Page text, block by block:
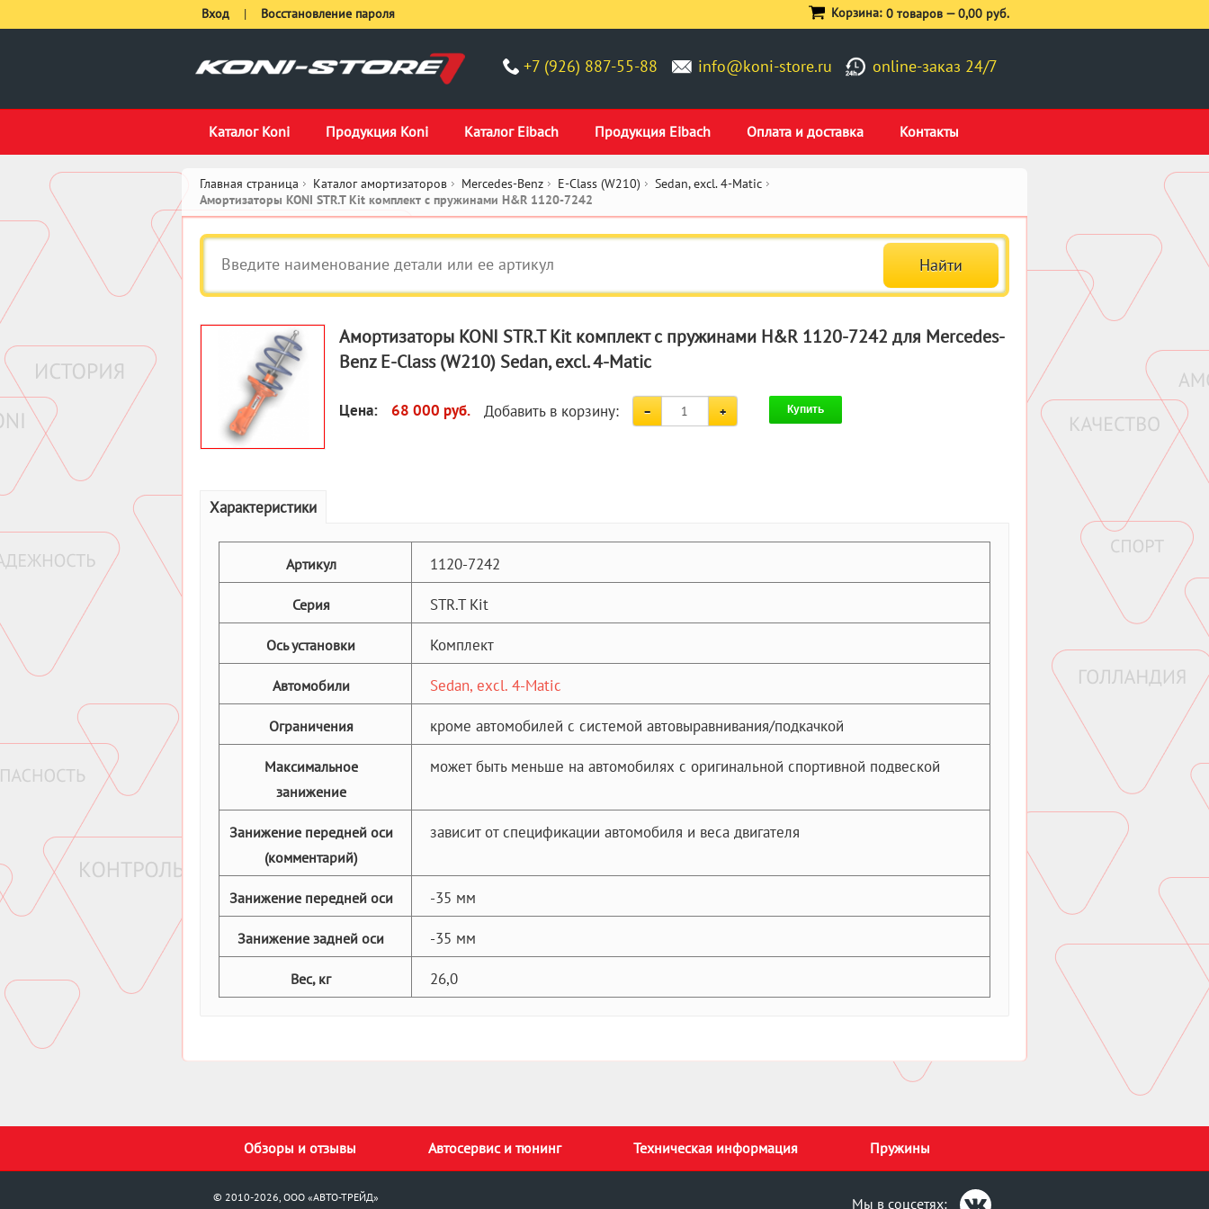
+7 (926) 887-55-88 info@koni-store.ru online-заказ 24/7
Каталог Koni Продукция Koni Каталог Eibach Продукция Eibach Оплата и доставка Контакты
Вход | Восстановление пароля Корзина: 0 товаров —0,00 руб.
Главная страница Каталог амортизаторов Mercedes-Benz E-Class (W210) Sedan, excl. 4-Matic
Амортизаторы KONI STR.T Kit комплект c пружинами H&R 1120-7242
Амортизаторы KONI STR.T Kit комплект c пружинами H&R 1120-7242 для Mercedes-
Benz E-Class (W210) Sedan, excl. 4-Matic
Цена: 68 000 руб. Добавить в корзину: Купить
Характеристики
Артикул 1120-7242
Серия STR.T Kit
Ось установки Комплект
Автомобили Sedan, excl. 4-Matic
Ограничения кроме автомобилей с системой автовыравнивания/подкачкой
Максимальное
занижение
может быть меньше на автомобилях с оригинальной спортивной подвеской
Занижение передней оси
(комментарий)
зависит от спецификации автомобиля и веса двигателя
Занижение передней оси -35 мм
Занижение задней оси -35 мм
Вес, кг 26,0
Обзоры и отзывы Автосервис и тюнинг Техническая информация Пружины
© 2010-2026, ООО «АВТО-ТРЕЙД»
Мы в соцсетях: